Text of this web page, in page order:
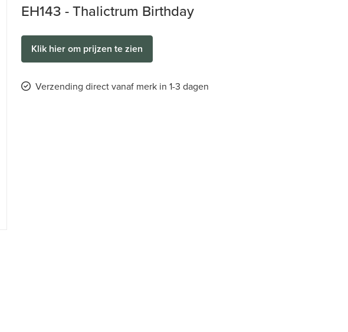
EH143 - Thalictrum Birthday
Klik hier om prijzen te zien
Verzending direct vanaf merk in 1-3 dagen